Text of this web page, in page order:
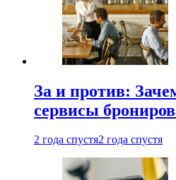
За и против:
сервисы
2 года спустя2 года спустя